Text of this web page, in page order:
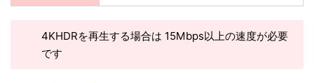
4KHDRを再生する場合は 15Mbps以上の速度が必要
です